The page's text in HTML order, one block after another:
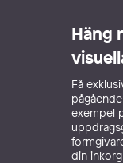
Häng
Få
exempel
din